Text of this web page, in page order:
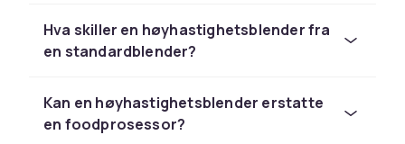
kombinert med spesialutformede blad gjør at
en høyhastighetsblender kan oppnå en mye
standardblendere.
Mange profesjonelle kokker og
Hva skiller en høyhastighetsblender fra
en standardblender?
Kan en høyhastighetsblender erstatte
en foodprosessor?